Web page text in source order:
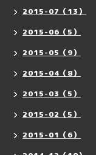
2015-07（13）
2015-06（5）
2015-05（9）
2015-04（8）
2015-03（5）
2015-02（5）
2015-01（6）